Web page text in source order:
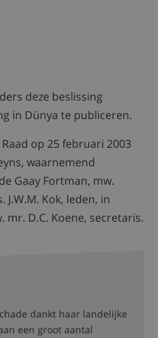
deze beslissing
in Dünya te publiceren.
op 25 februari 2003
waarnemend
Gaay Fortman, mw.
J.W.M. Kok, leden, in
D.C. Koene, secretaris.
dankt haar landelijke
een groot aantal